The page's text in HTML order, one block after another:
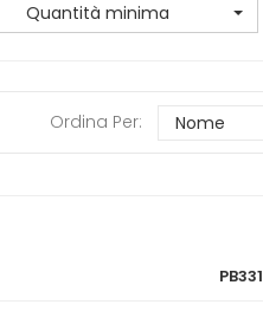
Quantità minima
Ordina Per:
PB331